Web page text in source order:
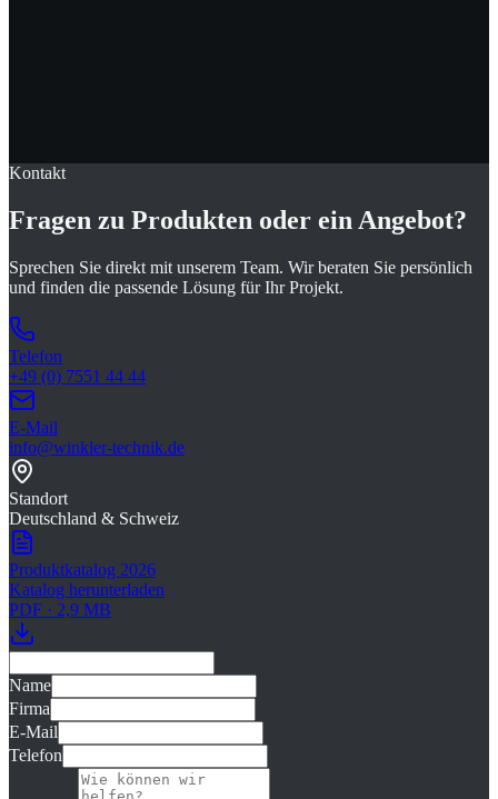
Kontakt
Fragen zu Produkten oder ein Angebot?
Sprechen Sie direkt mit unserem Team. Wir beraten Sie persönlich
und finden die passende Lösung für Ihr Projekt.
Telefon
+49 (0) 7551 44 44
E-Mail
info@winkler-technik.de
Standort
Deutschland & Schweiz
Produktkatalog 2026
Katalog herunterladen
PDF · 2,9 MB
Name
Firma
E-Mail
Telefon